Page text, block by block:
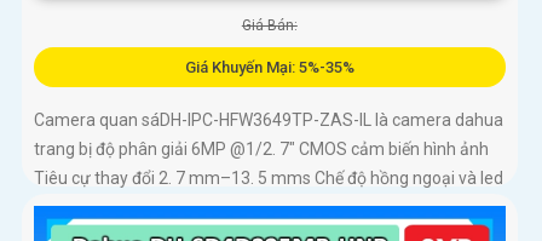
Giá Bán:
Giá Khuyến Mại: 5%-35%
Camera quan sáDH-IPC-HFW3649TP-ZAS-IL là camera dahua
trang bị độ phân giải 6MP @1/2. 7" CMOS cảm biến hình ảnh
Tiêu cự thay đổi 2. 7 mm–13. 5 mms Chế độ hồng ngoại và led
trợ...